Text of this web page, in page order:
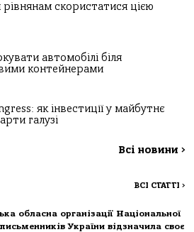
рівнянам скористатися цією
автомобілі біля
контейнерами
як інвестиції у майбутнє
галузі
Всі новини >
ВСІ СТАТТІ >
обласна організації Національної
України відзначила своє